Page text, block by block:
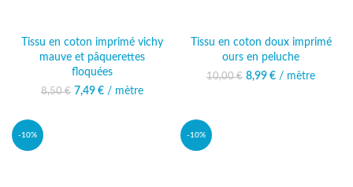
Tissu en coton imprimé vichy
mauve et pâquerettes
floquées
8,50€
Le prix initial était :
7,49 € Le prix actuel
/ mètre
Tissu en coton doux imprimé
ours en peluche
10,00€ Le prix initial était :
8,99 € Le prix actuel
/ mètre
-10% -10%